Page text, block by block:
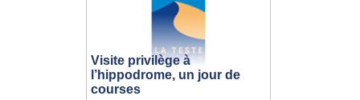
Visite privilège à
l’hippodrome, un jour de
courses